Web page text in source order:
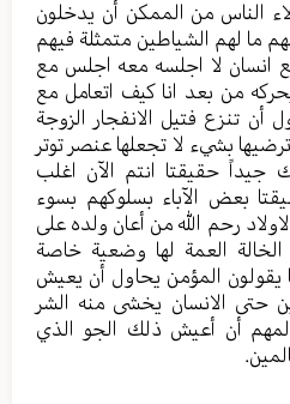
الناس من الممكن أن يدخلون
ما لهم الشياطين متمثلة فيهم
انسان لا اجلسه معه اجلس مع
من بعد انا كيف اتعامل مع
أن تنزع فتيل الانفجار الزوجة
بشيء لا تجعلها عنصر توتر
جيداً حقيقتا انتم الآن اغلب
بعض الآباء بسلوكهم بسوء
رحم الله من أعان ولده على
العمة لها وضعية خاصة
يقولون المؤمن يحاول أن يعيش
حتى الانسان يخشى منه الشر
أن أعيش ذلك الجو الذي